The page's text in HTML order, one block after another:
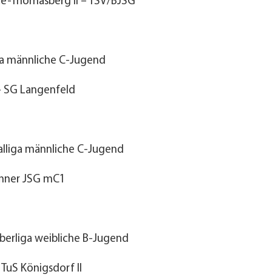
männliche C-Jugend
SG Langenfeld
männliche C-Jugend
JSG mC1
weibliche B-Jugend
Königsdorf II